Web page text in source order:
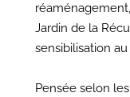
Jardin de la
sensibilisation
Pensée selon